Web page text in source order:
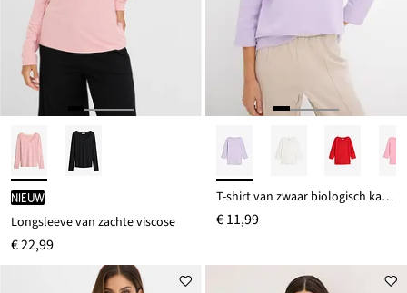
Nieuw
Longsleeve van zachte viscose
€ 22,99
T-shirt van zwaar biologisch katoen
€ 11,99